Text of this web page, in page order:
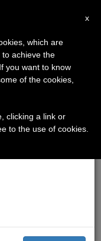
×
la pausa
de verano
también el
x
which are
achieve the
you want to know
of the cookies,
clicking a link or
to the use of cookies.